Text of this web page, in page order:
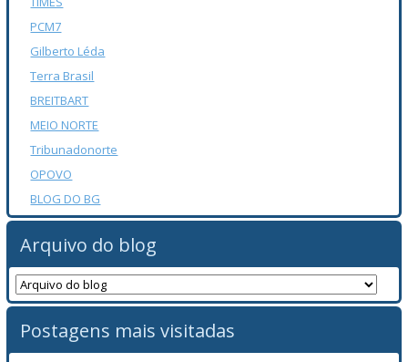
PCM7
Gilberto Léda
Terra Brasil
BREITBART
MEIO NORTE
Tribunadonorte
OPOVO
BLOG DO BG
Arquivo do blog
Postagens mais visitadas